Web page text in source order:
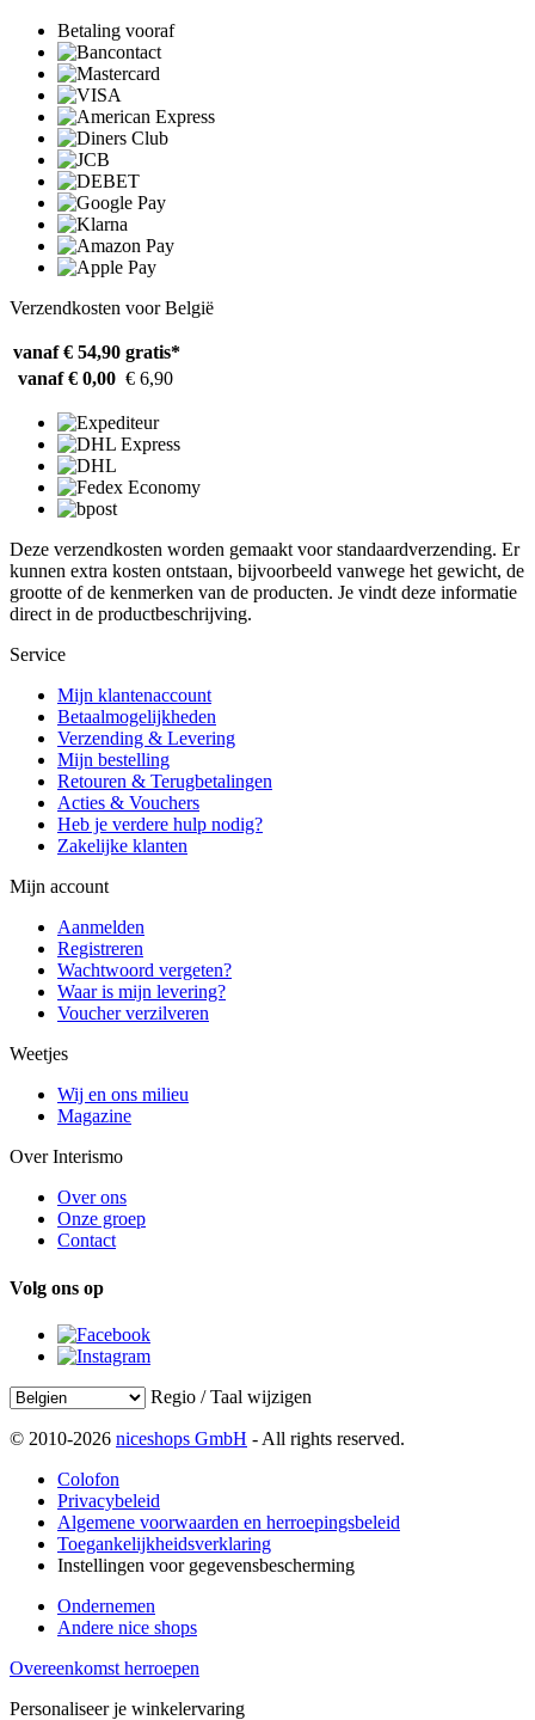
Betaling vooraf
Verzendkosten voor België
vanaf € 54,90 gratis*
vanaf € 0,00 € 6,90
Deze verzendkosten worden gemaakt voor standaardverzending. Er
kunnen extra kosten ontstaan, bijvoorbeeld vanwege het gewicht, de
grootte of de kenmerken van de producten. Je vindt deze informatie
direct in de productbeschrijving.
Service
Mijn klantenaccount
Betaalmogelijkheden
Verzending & Levering
Mijn bestelling
Retouren & Terugbetalingen
Acties & Vouchers
Heb je verdere hulp nodig?
Zakelijke klanten
Mijn account
Aanmelden
Registreren
Wachtwoord vergeten?
Waar is mijn levering?
Voucher verzilveren
Weetjes
Wij en ons milieu
Magazine
Over Interismo
Over ons
Onze groep
Contact
Volg ons op
Regio / Taal wijzigen
© 2010-2026 niceshops GmbH - All rights reserved.
Colofon
Privacybeleid
Algemene voorwaarden en herroepingsbeleid
Toegankelijkheidsverklaring
Instellingen voor gegevensbescherming
Ondernemen
Andere nice shops
Overeenkomst herroepen
Personaliseer je winkelervaring